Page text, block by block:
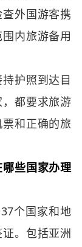
外国游客携
内旅游备用
护照到达目
都要求旅游
和正确的旅
些国家办理
个国家和地
。包括亚洲